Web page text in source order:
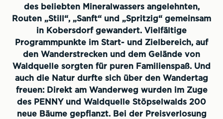
des beliebten Mineralwassers angelehnten,
Routen „Still“, „Sanft“ und „Spritzig“ gemeinsam
in Kobersdorf gewandert. Vielfältige
Programmpunkte im Start- und Zielbereich, auf
den Wanderstrecken und dem Gelände von
Waldquelle sorgten für puren Familienspaß. Und
auch die Natur durfte sich über den Wandertag
freuen: Direkt am Wanderweg wurden im Zuge
des PENNY und Waldquelle Stöpselwalds 200
neue Bäume gepflanzt. Bei der Preisverlosung